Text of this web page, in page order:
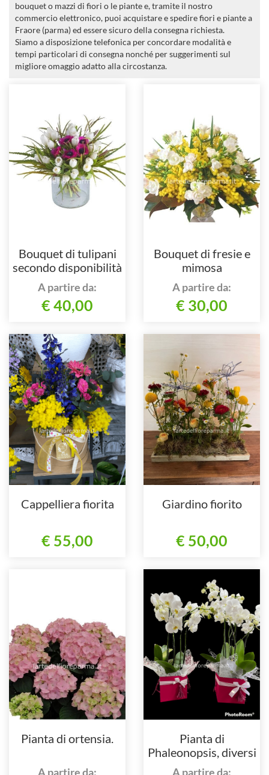
bouquet o mazzi di fiori o le piante e, tramite il nostro
commercio elettronico, puoi acquistare e spedire fiori e piante a
Fraore (parma) ed essere sicuro della consegna richiesta.
Siamo a disposizione telefonica per concordare modalità e
tempi particolari di consegna nonché per suggerimenti sul
migliore omaggio adatto alla circostanza.
Bouquet di tulipani
secondo disponibilità
A partire da:
€ 40,00
Bouquet di fresie e
mimosa
A partire da:
€ 30,00
Cappelliera fiorita
€ 55,00
Giardino fiorito
€ 50,00
Pianta di ortensia.
A partire da:
Pianta di
Phaleonopsis, diversi
colori a richiesta.
A partire da: